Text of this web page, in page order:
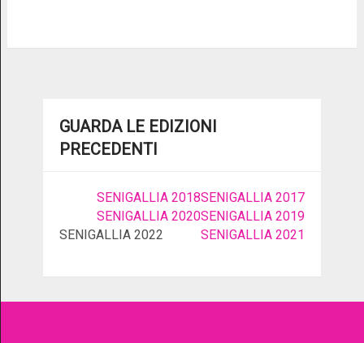
GUARDA LE EDIZIONI
PRECEDENTI
SENIGALLIA 2017
SENIGALLIA 2018
SENIGALLIA 2019
SENIGALLIA 2020
SENIGALLIA 2021
SENIGALLIA 2022